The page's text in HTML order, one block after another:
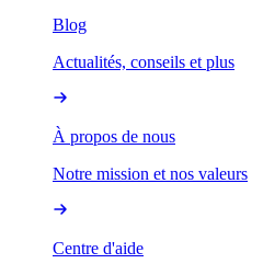
Blog
Actualités, conseils et plus
À propos de nous
Notre mission et nos valeurs
Centre d'aide